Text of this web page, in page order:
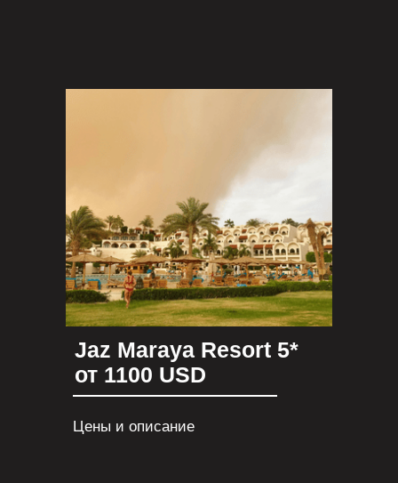
Цены и описание
Jaz Maraya Resort 5*
от 1100 USD